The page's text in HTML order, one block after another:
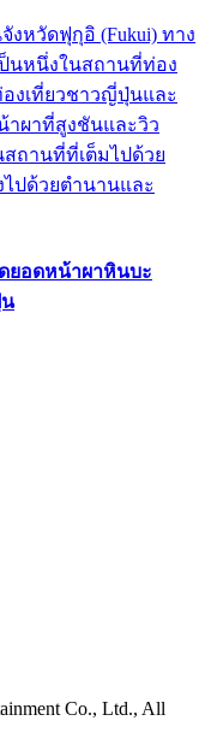
งหวัดฟุกุอิ (Fukui) ทาง
นหนึ่งในสถานที่ท่อง
งเที่ยวชาวญี่ปุ่นและ
าผาที่สูงชันและวิว
ถานที่ที่เต็มไปด้วย
ปด้วยตำนานและ
ยอดหน้าผาหินบะ
Co., Ltd., All